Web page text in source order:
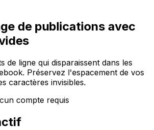
de publications avec
de ligne qui disparaissent dans les
Préservez l'espacement de vos
caractères invisibles.
compte requis